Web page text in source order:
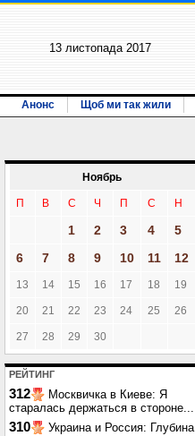
13 листопада 2017
Анонс Щоб ми так жили
Ноябрь
П В С Ч П С Н
1 2 3 4
5
6
7 8 9 10 11 12
13 14 15 16 17 18 19
20 21 22 23 24 25 26
27 28 29 30
РЕЙТИНГ
312
Москвичка в Киеве: Я
старалась держаться в стороне...
310
Украина и Россия: Глубина